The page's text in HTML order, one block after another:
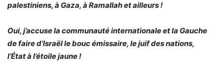
palestiniens, à Gaza, à Ramallah et ailleurs !
Oui, j’accuse la communauté internationale et la Gauche
de faire d’Israël le bouc émissaire, le juif des nations,
l’État à l’étoile jaune !